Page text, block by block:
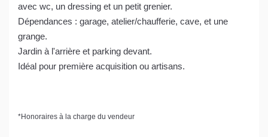
avec wc, un dressing et un petit grenier.
Dépendances : garage, atelier/chaufferie, cave, et une
grange.
Jardin à l'arrière et parking devant.
Idéal pour première acquisition ou artisans.
*Honoraires à la charge du vendeur